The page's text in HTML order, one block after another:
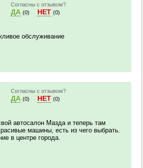
Согласны с отзывом?
ДА (0) НЕТ (0)
обслуживание
Согласны с отзывом?
ДА (0) НЕТ (0)
автосалон Мазда и теперь там
машины, есть из чего выбрать.
в центре города.